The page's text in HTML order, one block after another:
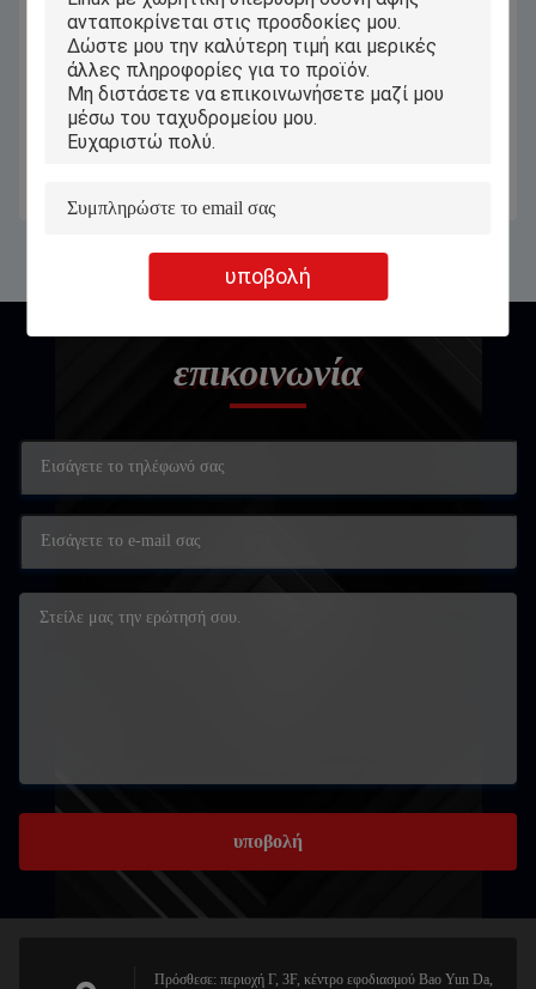
υποβολή
Παράθυρα 11 οθόνη επαφής 2 σε 1
ταμπλέτα ΦΟΡΗΤΟΣ
ΥΠΟΛΟΓΙΣΤΗΣ με το
Ο τοίχος τοποθετεί την οθόνη
επαφής 8» ταμπλέτα παραθύρων με
επικοινωνία
υποβολή
Πρόσθεσε: περιοχή Γ, 3F, κέντρο εφοδιασμού Bao Yun Da,